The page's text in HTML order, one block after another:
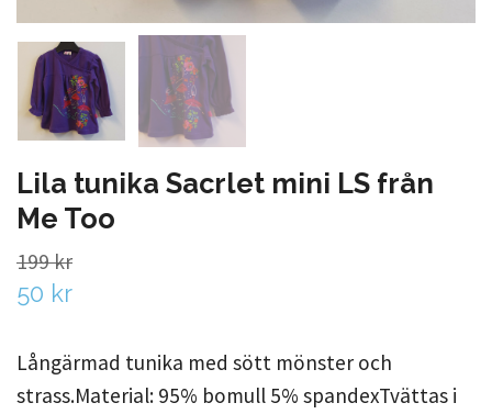
Lila tunika Sacrlet mini LS från
Me Too
199 kr
50 kr
Långärmad tunika med sött mönster och
strass.Material: 95% bomull 5% spandexTvättas i